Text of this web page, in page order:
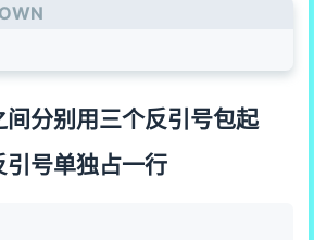
分别用三个反引号包起
号单独占一行